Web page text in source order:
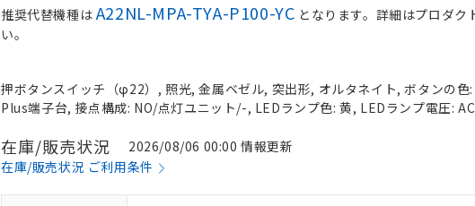
推奨代替機種はA22NL-MPA-TYA-P100-YC となります。詳細はプロダク
い。
押ボタンスイッチ（φ22）, 照光, 金属ベゼル, 突出形, オルタネイト, ボタンの色
Plus端子台, 接点構成: NO/点灯ユニット/-, LEDランプ色: 黄, LEDランプ電圧:
在庫/販売状況
2026/08/06 00:00 情報更新
在庫/販売状況 ご利用条件